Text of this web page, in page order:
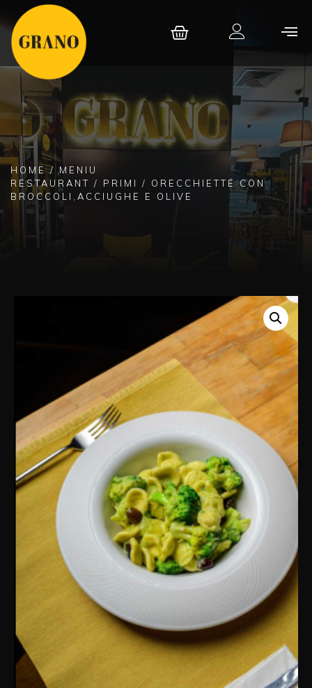
HOME/MENIU
RESTAURANT / PRIMI
/ ORECCHIETTE CON
BROCCOLI,ACCIUGHE E OLIVE